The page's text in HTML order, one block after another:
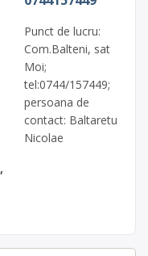
,
Punct de lucru:
Com.Balteni, sat
Moi;
tel:0744/157449;
persoana de
contact: Baltaretu
Nicolae